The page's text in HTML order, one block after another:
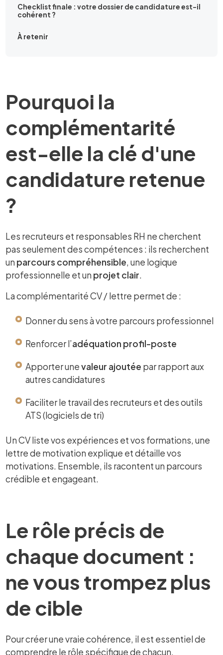
Checklist finale : votre dossier de candidature est-il
cohérent ?
À retenir
Pourquoi la
complémentarité
est-elle la clé d'une
candidature retenue
?
Les recruteurs et responsables RH ne cherchent
pas seulement des compétences : ils recherchent
un parcours compréhensible, une logique
professionnelle et un projet clair.
La complémentarité CV / lettre permet de :
Donner du sens à votre parcours professionnel
Renforcer l’adéquation profil-poste
Apporter unevaleur ajoutée par rapport aux
autres candidatures
Faciliter le travail des recruteurs et des outils
ATS (logiciels de tri)
Un CV liste vos expériences et vos formations, une
lettre de motivation explique et détaille vos
motivations. Ensemble, ils racontent un parcours
crédible et engageant.
Le rôle précis de
chaque document :
ne vous trompez plus
de cible
Pour créer une vraie cohérence, il est essentiel de
comprendre le rôle spécifique de chacun.